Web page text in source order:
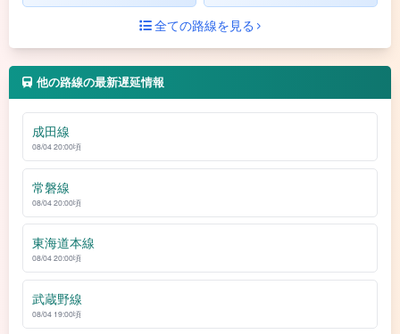
全ての路線を見る
他の路線の最新遅延情報
成田線
08/04 20:00頃
常磐線
08/04 20:00頃
東海道本線
08/04 20:00頃
武蔵野線
08/04 19:00頃